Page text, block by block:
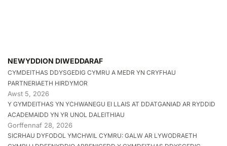
NEWYDDION DIWEDDARAF
CYMDEITHAS DDYSGEDIG CYMRU A MEDR YN CRYFHAU
PARTNERIAETH HIRDYMOR
Awst 5, 2026
Y GYMDEITHAS YN YCHWANEGU EI LLAIS AT DDATGANIAD AR RYDDID
ACADEMAIDD YN YR UNOL DALEITHIAU
Gorffennaf 28, 2026
SICRHAU DYFODOL YMCHWIL CYMRU: GALW AR LYWODRAETH